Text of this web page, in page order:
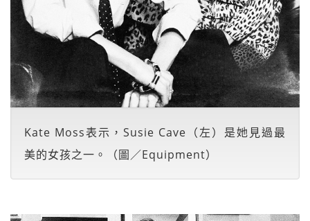
Kate Moss表示，Susie Cave（左）是她見過最
美的女孩之一。（圖／Equipment）